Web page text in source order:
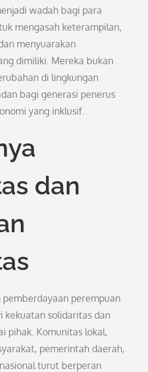
wadah bagi para
mengasah keterampilan,
menyuarakan
dimiliki. Mereka bukan
di lingkungan
bagi generasi penerus
yang inklusif.
dan
perempuan
kekuatan solidaritas dan
pihak. Komunitas lokal,
pemerintah daerah,
turut berperan